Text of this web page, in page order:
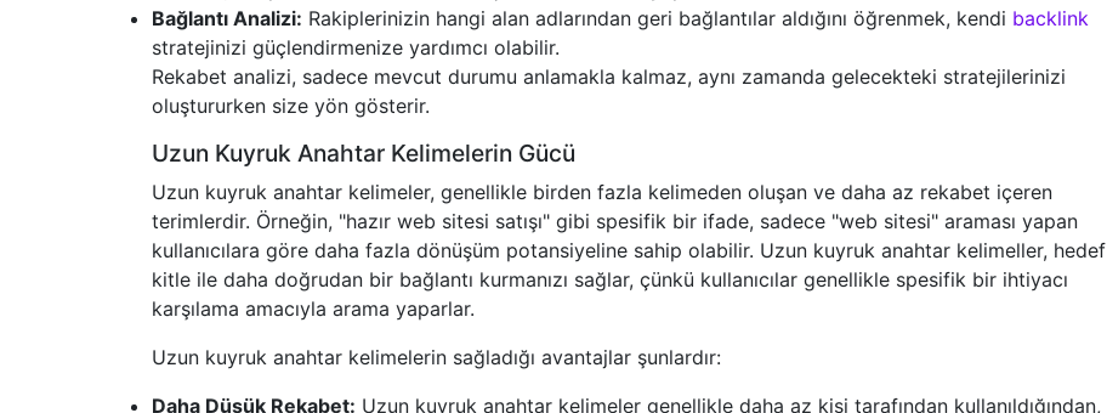
Bağlantı Analizi: Rakiplerinizin hangi alan adlarından geri bağlantılar aldığını öğrenmek, kendi backlink
stratejinizi güçlendirmenize yardımcı olabilir.
Rekabet analizi, sadece mevcut durumu anlamakla kalmaz, aynı zamanda gelecekteki stratejilerinizi
oluştururken size yön gösterir.
Uzun Kuyruk Anahtar Kelimelerin Gücü
Uzun kuyruk anahtar kelimeler, genellikle birden fazla kelimeden oluşan ve daha az rekabet içeren
terimlerdir. Örneğin, "hazır web sitesi satışı" gibi spesifik bir ifade, sadece "web sitesi" araması yapan
kullanıcılara göre daha fazla dönüşüm potansiyeline sahip olabilir. Uzun kuyruk anahtar kelimeller, hedef
kitle ile daha doğrudan bir bağlantı kurmanızı sağlar, çünkü kullanıcılar genellikle spesifik bir ihtiyacı
karşılama amacıyla arama yaparlar.
Uzun kuyruk anahtar kelimelerin sağladığı avantajlar şunlardır:
Daha Düşük Rekabet: Uzun kuyruk anahtar kelimeler genellikle daha az kişi tarafından kullanıldığından,